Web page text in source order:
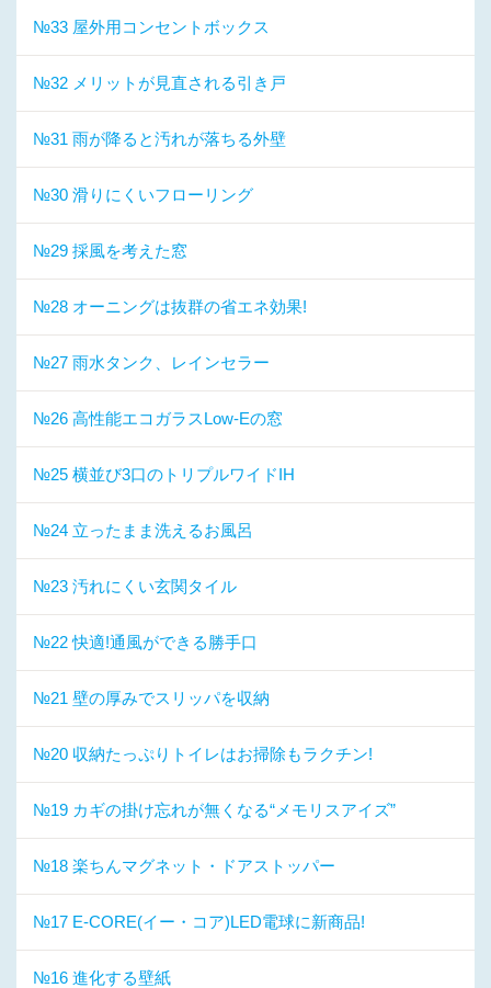
№33 屋外用コンセントボックス
№32 メリットが見直される引き戸
№31 雨が降ると汚れが落ちる外壁
№30 滑りにくいフローリング
№29 採風を考えた窓
№28 オーニングは抜群の省エネ効果!
№27 雨水タンク、レインセラー
№26 高性能エコガラスLow-Eの窓
№25 横並び3口のトリプルワイドIH
№24 立ったまま洗えるお風呂
№23 汚れにくい玄関タイル
№22 快適!通風ができる勝手口
№21 壁の厚みでスリッパを収納
№20 収納たっぷりトイレはお掃除もラクチン!
№19 カギの掛け忘れが無くなる“メモリスアイズ”
№18 楽ちんマグネット・ドアストッパー
№17 E-CORE(イー・コア)LED電球に新商品!
№16 進化する壁紙